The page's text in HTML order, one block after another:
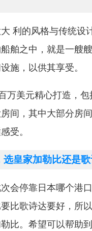
利的风格与传统设
舶之中，就是一艘
施，以供其享受。
万美元精心打造，
间，其中大部分房
受。
皇家加勒比还是
会停靠日本哪个港
比歌诗达要好，所
比。希望可以帮助